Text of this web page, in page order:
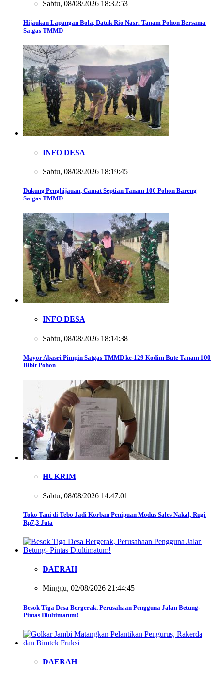
Sabtu, 08/08/2026 18:32:53
Hijaukan Lapangan Bola, Datuk Rio Nasri Tanam Pohon Bersama
Satgas TMMD
INFO DESA
Sabtu, 08/08/2026 18:19:45
Dukung Penghijauan, Camat Septian Tanam 100 Pohon Bareng
Satgas TMMD
INFO DESA
Sabtu, 08/08/2026 18:14:38
Mayor Abasri Pimpin Satgas TMMD ke-129 Kodim Bute Tanam 100
Bibit Pohon
HUKRIM
Sabtu, 08/08/2026 14:47:01
Toko Tani di Tebo Jadi Korban Penipuan Modus Sales Nakal, Rugi
Rp7,3 Juta
DAERAH
Minggu, 02/08/2026 21:44:45
Besok Tiga Desa Bergerak, Perusahaan Pengguna Jalan Betung-
Pintas Diultimatum!
DAERAH